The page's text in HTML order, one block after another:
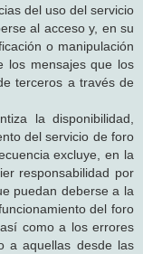
del uso del servicio
al acceso y, en su
o manipulación
los mensajes que los
terceros a través de
la disponibilidad,
del servicio de foro
excluye, en la
responsabilidad por
puedan deberse a la
del foro
como a los errores
a aquellas desde las